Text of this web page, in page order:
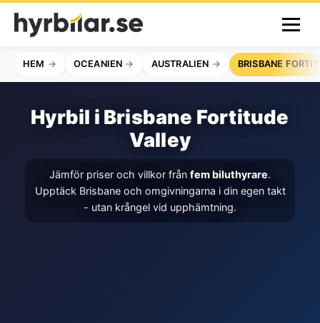
HEM OCEANIEN AUSTRALIEN BRISBANE
Hyrbil i Brisbane Fortitude
Valley
Jämför priser och villkor från fem biluthyrare.
Upptäck Brisbane och omgivningarna i din egen takt
- utan krångel vid upphämtning.